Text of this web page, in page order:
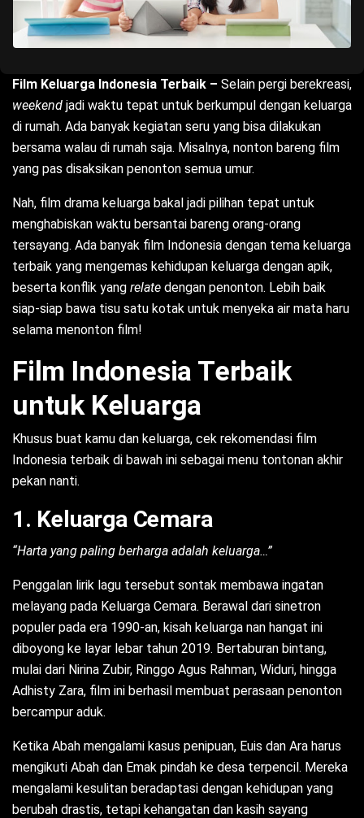
Film Keluarga Indonesia Terbaik – Selain pergi berekreasi,
weekend jadi waktu tepat untuk berkumpul dengan keluarga
di rumah. Ada banyak kegiatan seru yang bisa dilakukan
bersama walau di rumah saja. Misalnya, nonton bareng film
yang pas disaksikan penonton semua umur.
Nah, film drama keluarga bakal jadi pilihan tepat untuk
menghabiskan waktu bersantai bareng orang-orang
tersayang. Ada banyak film Indonesia dengan tema keluarga
terbaik yang mengemas kehidupan keluarga dengan apik,
beserta konflik yang relate dengan penonton. Lebih baik
siap-siap bawa tisu satu kotak untuk menyeka air mata haru
selama menonton film!
Film Indonesia Terbaik
untuk Keluarga
Khusus buat kamu dan keluarga, cek rekomendasi film
Indonesia terbaik di bawah ini sebagai menu tontonan akhir
pekan nanti.
1. Keluarga Cemara
“Harta yang paling berharga adalah keluarga…”
Penggalan lirik lagu tersebut sontak membawa ingatan
melayang pada Keluarga Cemara. Berawal dari sinetron
populer pada era 1990-an, kisah keluarga nan hangat ini
diboyong ke layar lebar tahun 2019. Bertaburan bintang,
mulai dari Nirina Zubir, Ringgo Agus Rahman, Widuri, hingga
Adhisty Zara, film ini berhasil membuat perasaan penonton
bercampur aduk.
Ketika Abah mengalami kasus penipuan, Euis dan Ara harus
mengikuti Abah dan Emak pindah ke desa terpencil. Mereka
mengalami kesulitan beradaptasi dengan kehidupan yang
berubah drastis, tetapi kehangatan dan kasih sayang